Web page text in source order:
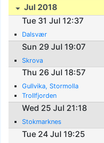
Jul 2018
Tue 31 Jul 12:37
Dalsvær
Sun 29 Jul 19:07
Skrova
Thu 26 Jul 18:57
Gullvika, Stormolla
Trollfjorden
Wed 25 Jul 21:18
Stokmarknes
Tue 24 Jul 19:25